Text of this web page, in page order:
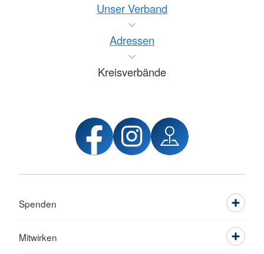
Unser Verband
Adressen
Kreisverbände
Spenden
Mitwirken